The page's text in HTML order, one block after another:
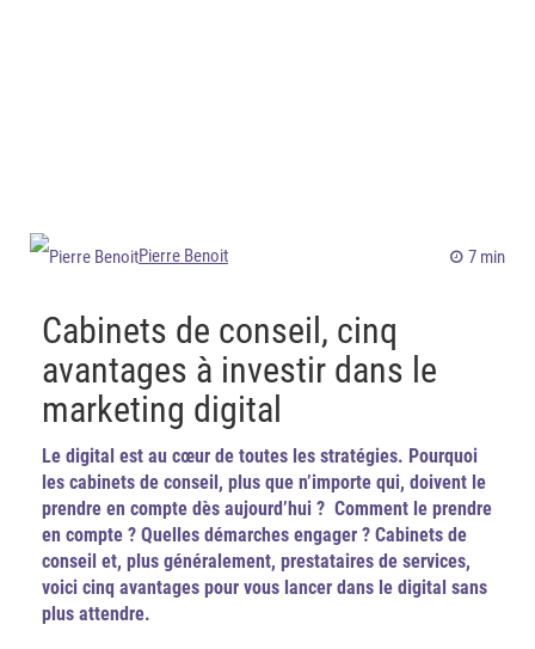
Pierre Benoit 7 min
Cabinets de conseil, cinq
avantages à investir dans le
marketing digital
Le digital est au cœur de toutes les stratégies. Pourquoi
les cabinets de conseil, plus que n’importe qui, doivent le
prendre en compte dès aujourd’hui ? Comment le prendre
en compte ? Quelles démarches engager ? Cabinets de
conseil et, plus généralement, prestataires de services,
voici cinq avantages pour vous lancer dans le digital sans
plus attendre.